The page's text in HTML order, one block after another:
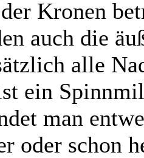
Kronen
auch die
alle
ein
man
oder schon